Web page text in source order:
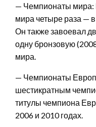
— Чемпионаты мира:
мира четыре раза —
Он также завоевал
одну бронзовую
мира.
— Чемпионаты
шестикратным
титулы чемпиона
2006 и 2010 годах.